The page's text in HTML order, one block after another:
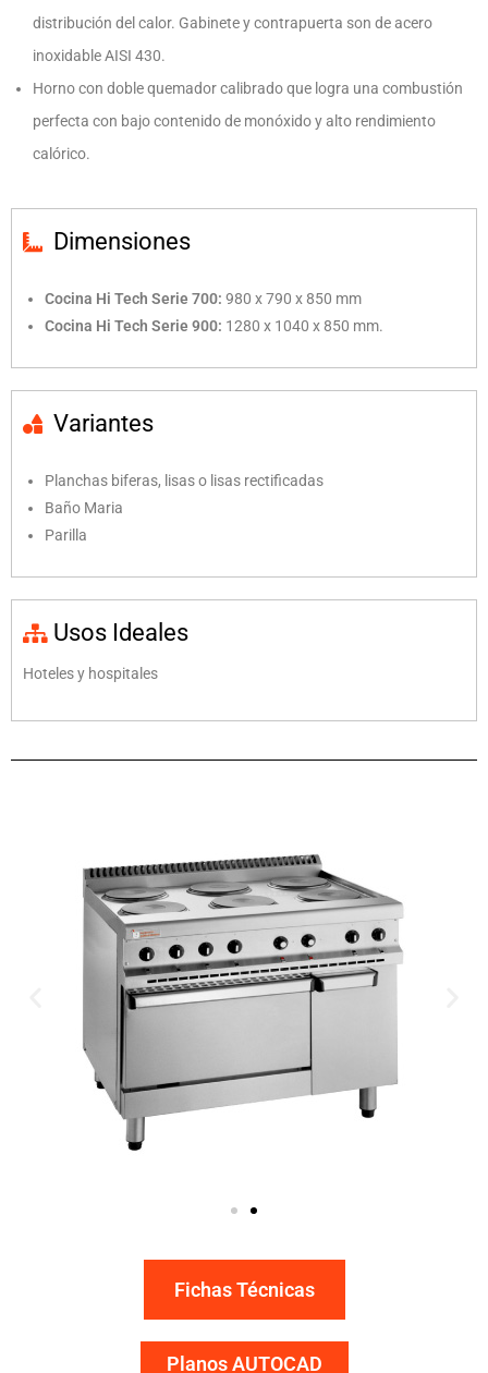
distribución del calor. Gabinete y contrapuerta son de acero
inoxidable AISI 430.
Horno con doble quemador calibrado que logra una combustión
perfecta con bajo contenido de monóxido y alto rendimiento
calórico.
Dimensiones
Cocina Hi Tech Serie 700: 980 x 790 x 850 mm
Cocina Hi Tech Serie 900: 1280 x 1040 x 850 mm.
Variantes
Planchas biferas, lisas o lisas rectificadas
Baño Maria
Parilla
Usos Ideales
Hoteles y hospitales
Fichas Técnicas
Planos AUTOCAD